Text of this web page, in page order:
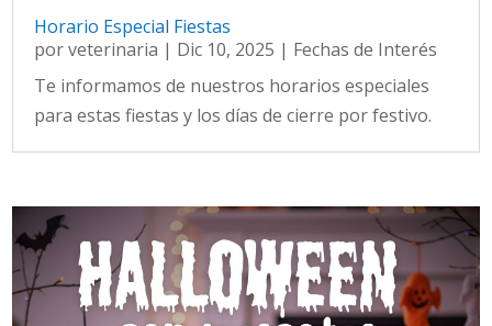
Horario Especial Fiestas
porveterinaria | Dic 10, 2025 | Fechas de Interés
Te informamos de nuestros horarios especiales
para estas fiestas y los días de cierre por festivo.